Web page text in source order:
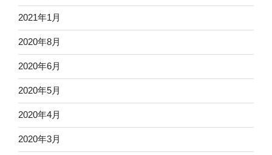
2021年1月
2020年8月
2020年6月
2020年5月
2020年4月
2020年3月